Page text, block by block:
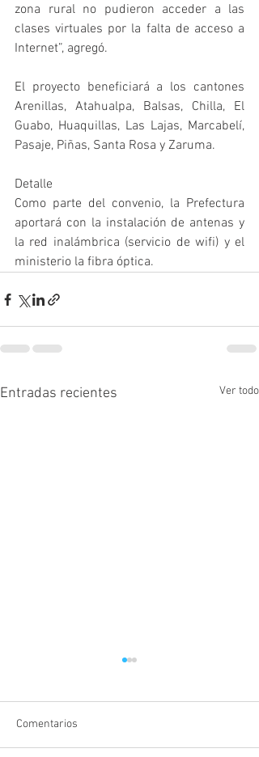
zona rural no pudieron acceder a las
clases virtuales por la falta de acceso a
Internet”, agregó.
El proyecto beneficiará a los cantones
Arenillas, Atahualpa, Balsas, Chilla, El
Guabo, Huaquillas, Las Lajas, Marcabelí,
Pasaje, Piñas, Santa Rosa y Zaruma.
Detalle
Como parte del convenio, la Prefectura
aportará con la instalación de antenas y
la red inalámbrica (servicio de wifi) y el
ministerio la fibra óptica.
Entradas recientes Ver todo
Comentarios